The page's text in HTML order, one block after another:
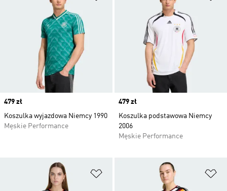
Price
479 zł
Koszulka wyjazdowa Niemcy 1990
Męskie Performance
Price
479 zł
Koszulka podstawowa Niemcy
2006
Męskie Performance
Dodaj do listy życzeń